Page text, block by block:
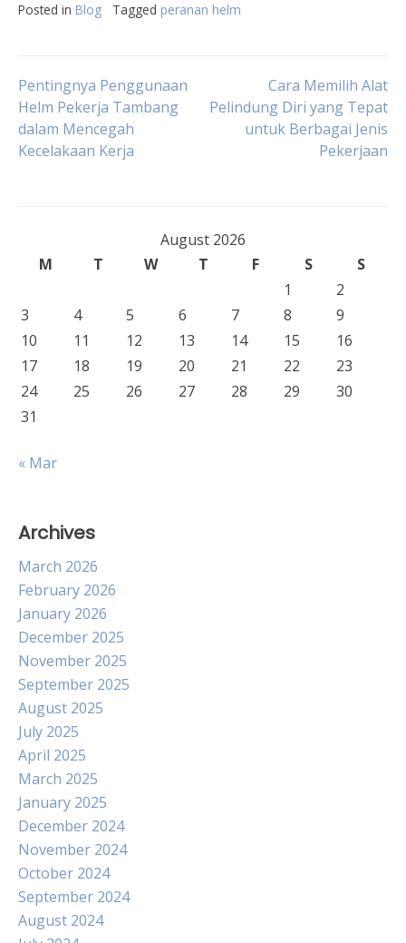
Posted in Blog Tagged peranan helm
Post
navigation
Pentingnya Penggunaan
Helm Pekerja Tambang
dalam Mencegah
Kecelakaan Kerja
Cara Memilih Alat
Pelindung Diri yang Tepat
untuk Berbagai Jenis
Pekerjaan
August 2026
M
T W T F S
S
1
2
3
4 5 6 7 8
9
10
11 12 13 14 15
16
17
18 19 20 21 22
23
24
25 26 27 28 29
30
31
« Mar
Archives
March 2026
February 2026
January 2026
December 2025
November 2025
September 2025
August 2025
July 2025
April 2025
March 2025
January 2025
December 2024
November 2024
October 2024
September 2024
August 2024